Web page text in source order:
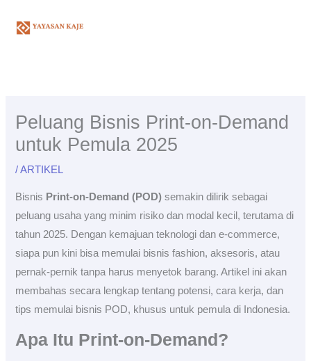
Peluang Bisnis Print-on-Demand
untuk Pemula 2025
/ARTIKEL
Bisnis Print-on-Demand (POD) semakin dilirik sebagai
peluang usaha yang minim risiko dan modal kecil, terutama di
tahun 2025. Dengan kemajuan teknologi dan e-commerce,
siapa pun kini bisa memulai bisnis fashion, aksesoris, atau
pernak-pernik tanpa harus menyetok barang. Artikel ini akan
membahas secara lengkap tentang potensi, cara kerja, dan
tips memulai bisnis POD, khusus untuk pemula di Indonesia.
Apa Itu Print-on-Demand?